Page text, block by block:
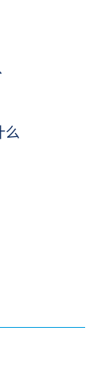
么